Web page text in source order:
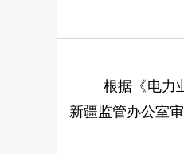
根据《电力
新疆监管办公室